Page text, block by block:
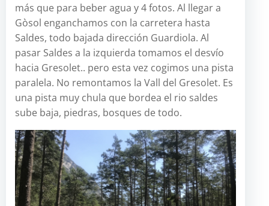
más que para beber agua y 4 fotos. Al llegar a
Gòsol enganchamos con la carretera hasta
Saldes, todo bajada dirección Guardiola. Al
pasar Saldes a la izquierda tomamos el desvío
hacia Gresolet.. pero esta vez cogimos una pista
paralela. No remontamos la Vall del Gresolet. Es
una pista muy chula que bordea el rio saldes
sube baja, piedras, bosques de todo.